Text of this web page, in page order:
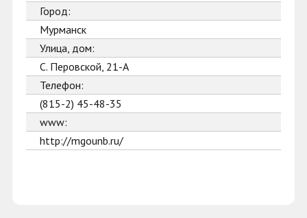
Город:
Мурманск
Улица, дом:
С. Перовской, 21-А
Телефон:
(815-2) 45-48-35
www:
http://mgounb.ru/